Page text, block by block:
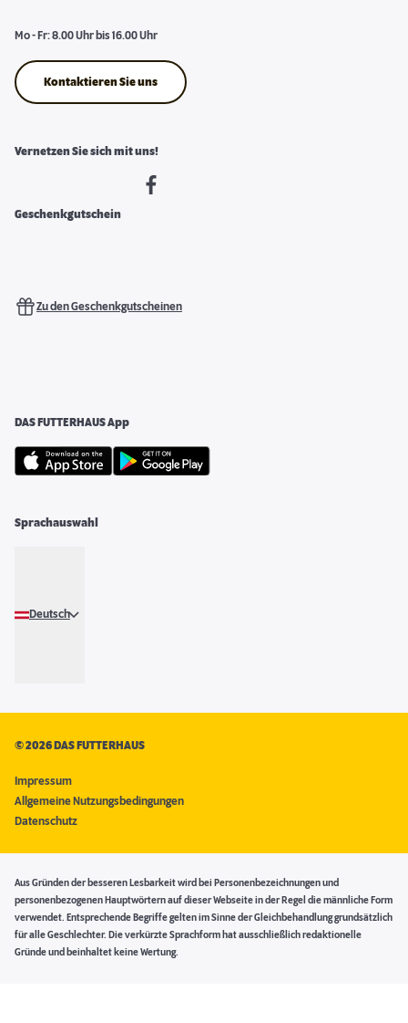
Mo - Fr: 8.00 Uhr bis 16.00 Uhr
Kontaktieren Sie uns
Vernetzen Sie sich mit uns!
Geschenkgutschein
Zu den Geschenkgutscheinen
DAS FUTTERHAUS App
Sprachauswahl
Deutsch
©2026 DAS FUTTERHAUS
Impressum
Allgemeine Nutzungsbedingungen
Datenschutz
Aus Gründen der besseren Lesbarkeit wird bei Personenbezeichnungen und
personenbezogenen Hauptwörtern auf dieser Webseite in der Regel die männliche Form
verwendet. Entsprechende Begriffe gelten im Sinne der Gleichbehandlung grundsätzlich
für alle Geschlechter. Die verkürzte Sprachform hat ausschließlich redaktionelle
Gründe und beinhaltet keine Wertung.